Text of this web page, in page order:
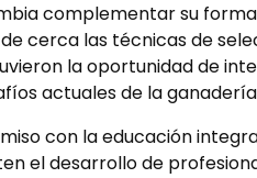
complementar su
cerca las técnicas de
la oportunidad de
actuales de la
con la educación
el desarrollo de